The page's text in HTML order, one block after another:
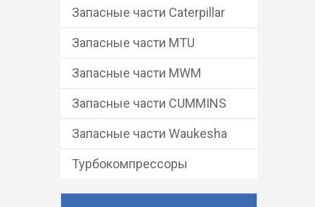
Запасные части Caterpillar
Запасные части MTU
Запасные части MWM
Запасные части CUMMINS
Запасные части Waukesha
Турбокомпрессоры